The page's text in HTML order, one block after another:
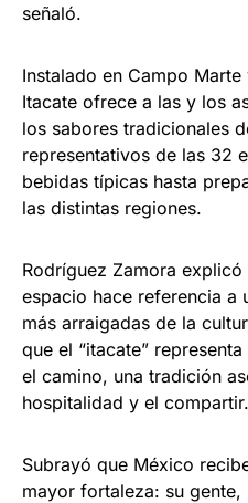
señaló.
Instalado en Campo
Itacate ofrece a las y los
los sabores tradicionales
representativos de las 32
bebidas típicas hasta
las distintas regiones.
Rodríguez Zamora
espacio hace referencia a
más arraigadas de la
que el “itacate”
el camino, una tradición
hospitalidad y el compartir.
Subrayó que México
mayor fortaleza: su gente,